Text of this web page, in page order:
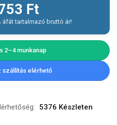
Ft
áfát tartalmazó bruttó ár!
2–4 munkanap
szállítás elérhető
5376 Készleten